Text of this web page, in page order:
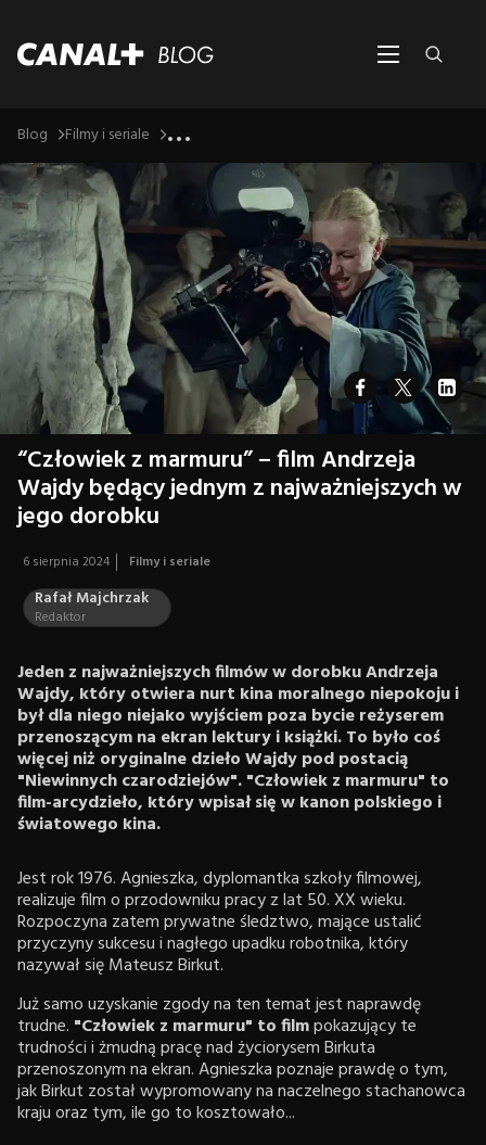
Blog Filmy i seriale ...
“Człowiek z marmuru” – film Andrzeja
Wajdy będący jednym z najważniejszych w
jego dorobku
6 sierpnia 2024 Filmy i seriale
Rafał Majchrzak
Redaktor
Jeden z najważniejszych filmów w dorobku Andrzeja
Wajdy, który otwiera nurt kina moralnego niepokoju i
był dla niego niejako wyjściem poza bycie reżyserem
przenoszącym na ekran lektury i książki. To było coś
więcej niż oryginalne dzieło Wajdy pod postacią
"Niewinnych czarodziejów". "Człowiek z marmuru" to
film-arcydzieło, który wpisał się w kanon polskiego i
światowego kina.
Jest rok 1976. Agnieszka, dyplomantka szkoły filmowej,
realizuje film o przodowniku pracy z lat 50. XX wieku.
Rozpoczyna zatem prywatne śledztwo, mające ustalić
przyczyny sukcesu i nagłego upadku robotnika, który
nazywał się Mateusz Birkut.
Już samo uzyskanie zgody na ten temat jest naprawdę
trudne. "Człowiek z marmuru" to filmpokazujący te
trudności i żmudną pracę nad życiorysem Birkuta
przenoszonym na ekran. Agnieszka poznaje prawdę o tym,
jak Birkut został wypromowany na naczelnego stachanowca
kraju oraz tym, ile go to kosztowało...